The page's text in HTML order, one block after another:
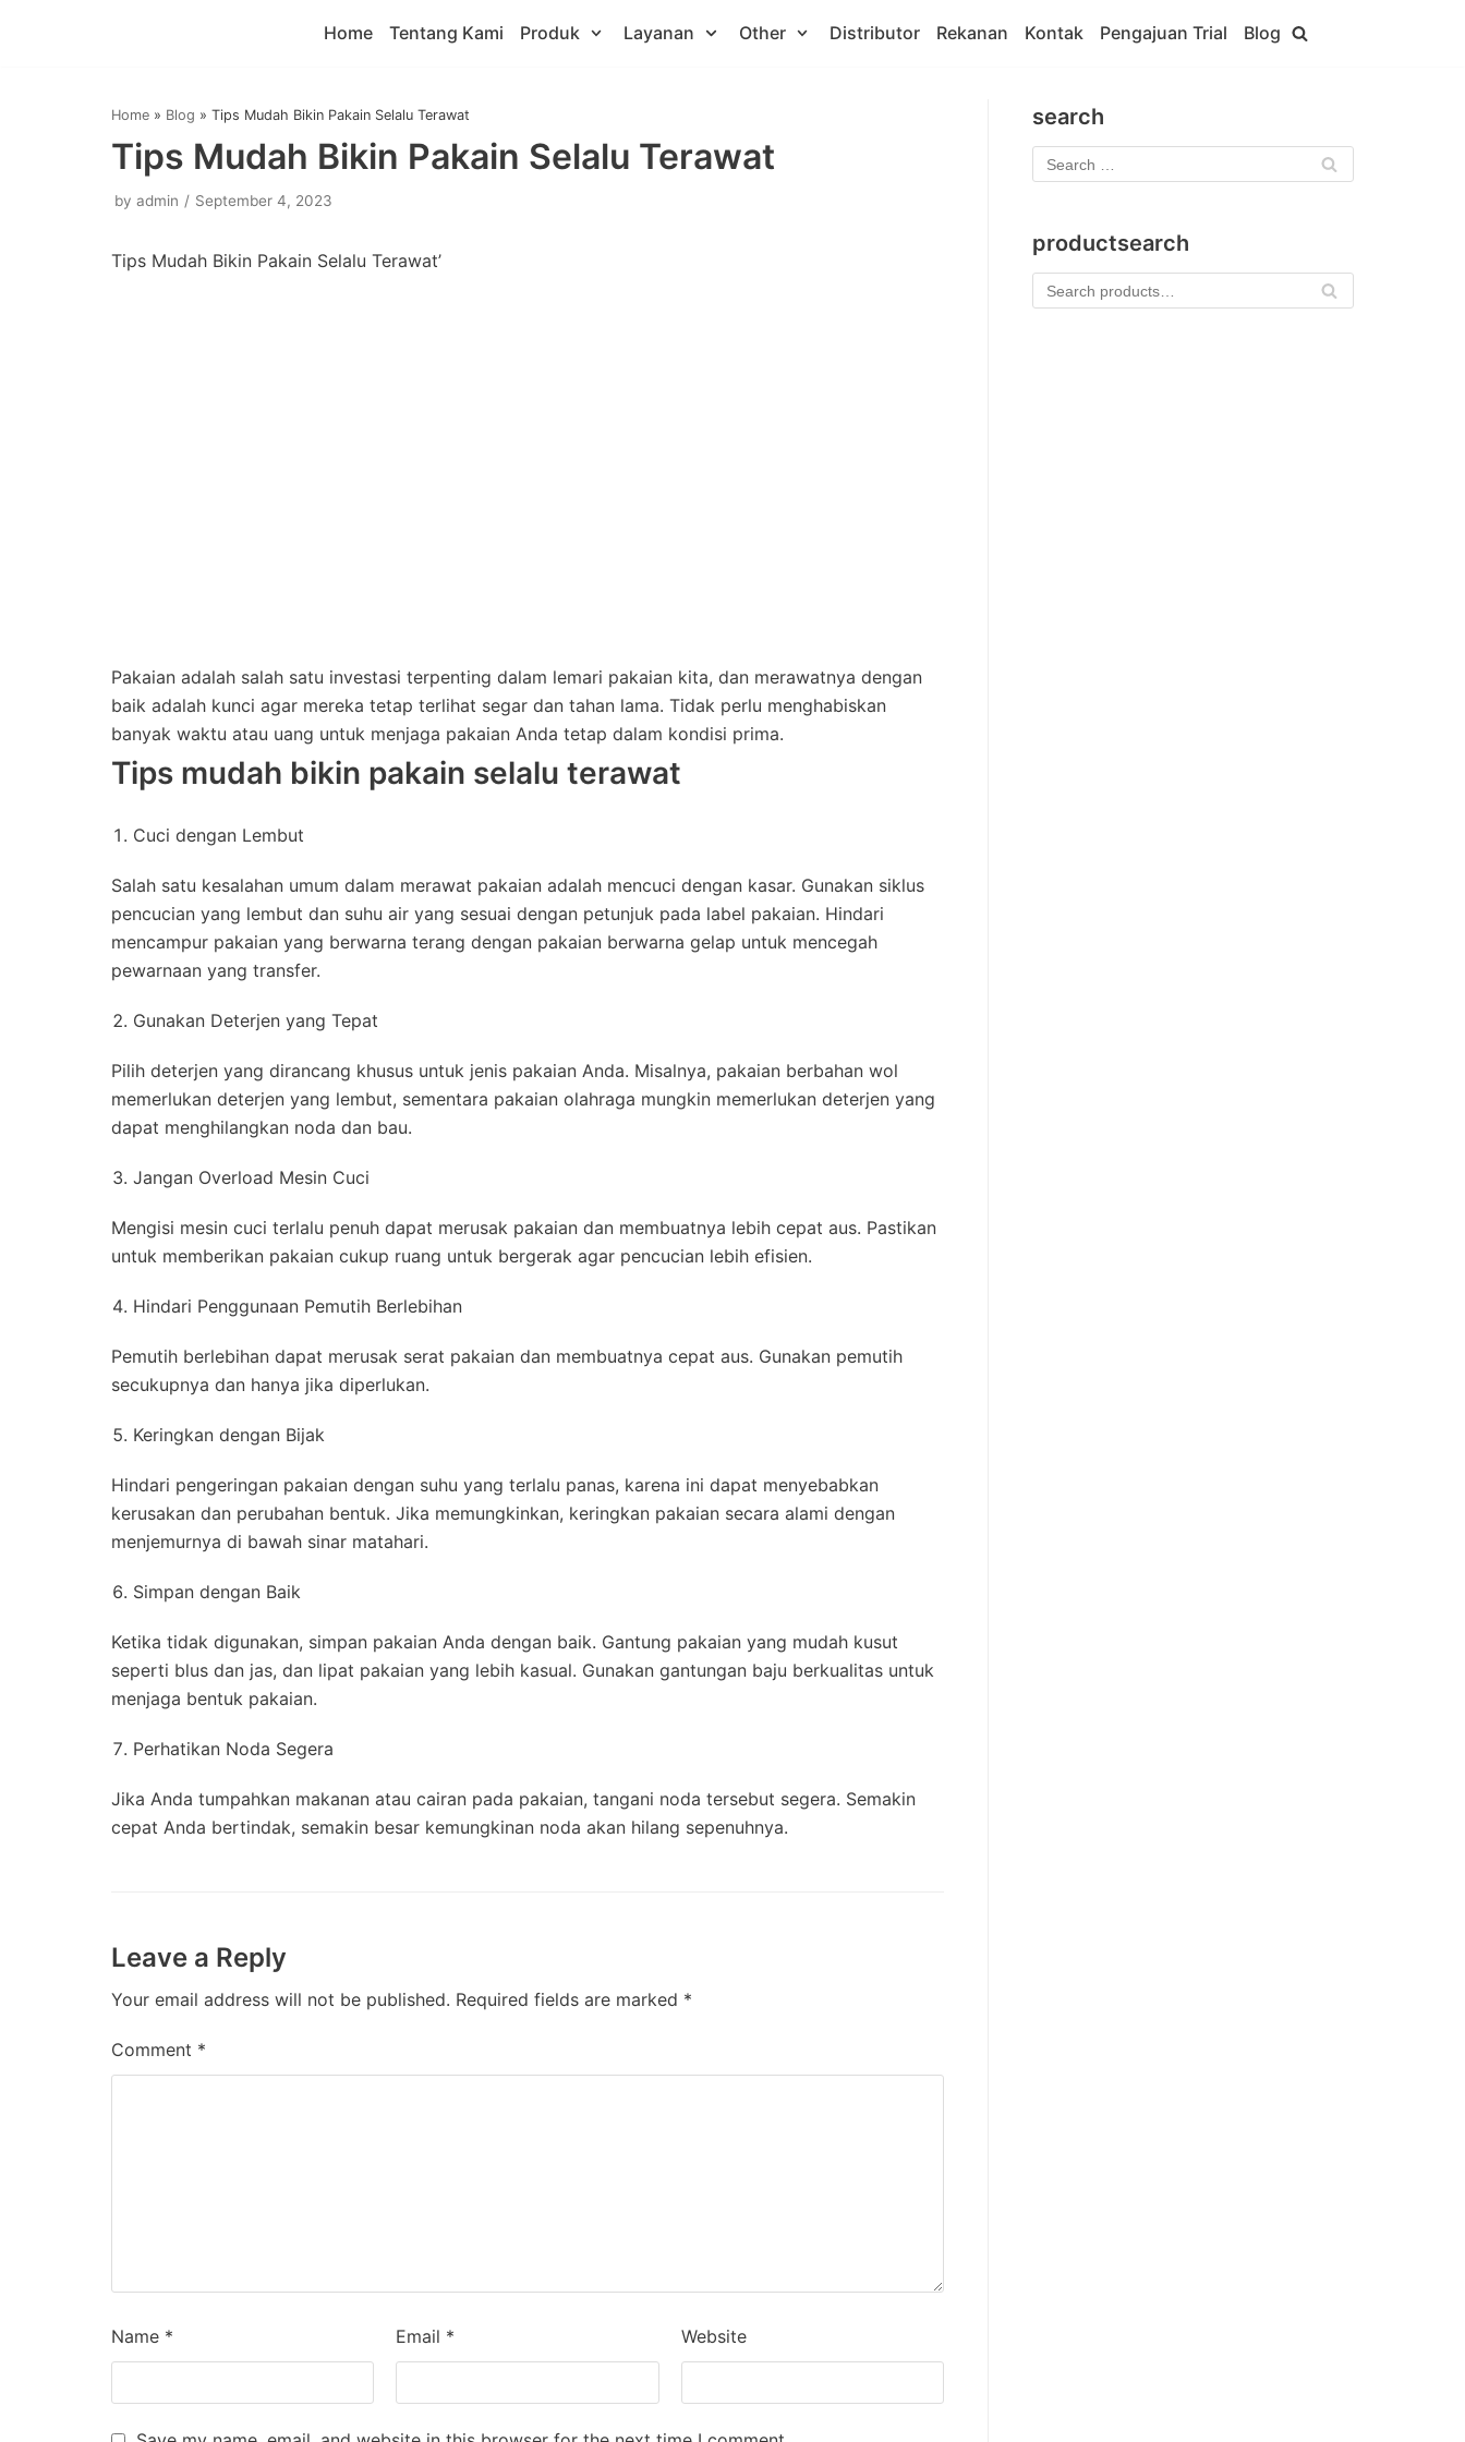
Home Tentang Kami Produk Layanan Other Distributor Rekanan Kontak Pengajuan Trial Blog
Home » Blog » Tips Mudah Bikin Pakain Selalu Terawat
Tips Mudah Bikin Pakain Selalu Terawat
by admin September 4, 2023
Tips Mudah Bikin Pakain Selalu Terawat’
Pakaian adalah salah satu investasi terpenting dalam lemari pakaian kita, dan merawatnya dengan
baik adalah kunci agar mereka tetap terlihat segar dan tahan lama. Tidak perlu menghabiskan
banyak waktu atau uang untuk menjaga pakaian Anda tetap dalam kondisi prima.
Tips mudah bikin pakain selalu terawat
Cuci dengan Lembut
Salah satu kesalahan umum dalam merawat pakaian adalah mencuci dengan kasar. Gunakan siklus
pencucian yang lembut dan suhu air yang sesuai dengan petunjuk pada label pakaian. Hindari
mencampur pakaian yang berwarna terang dengan pakaian berwarna gelap untuk mencegah
pewarnaan yang transfer.
Gunakan Deterjen yang Tepat
Pilih deterjen yang dirancang khusus untuk jenis pakaian Anda. Misalnya, pakaian berbahan wol
memerlukan deterjen yang lembut, sementara pakaian olahraga mungkin memerlukan deterjen yang
dapat menghilangkan noda dan bau.
Jangan Overload Mesin Cuci
Mengisi mesin cuci terlalu penuh dapat merusak pakaian dan membuatnya lebih cepat aus. Pastikan
untuk memberikan pakaian cukup ruang untuk bergerak agar pencucian lebih efisien.
Hindari Penggunaan Pemutih Berlebihan
Pemutih berlebihan dapat merusak serat pakaian dan membuatnya cepat aus. Gunakan pemutih
secukupnya dan hanya jika diperlukan.
Keringkan dengan Bijak
Hindari pengeringan pakaian dengan suhu yang terlalu panas, karena ini dapat menyebabkan
kerusakan dan perubahan bentuk. Jika memungkinkan, keringkan pakaian secara alami dengan
menjemurnya di bawah sinar matahari.
Simpan dengan Baik
Ketika tidak digunakan, simpan pakaian Anda dengan baik. Gantung pakaian yang mudah kusut
seperti blus dan jas, dan lipat pakaian yang lebih kasual. Gunakan gantungan baju berkualitas untuk
menjaga bentuk pakaian.
Perhatikan Noda Segera
Jika Anda tumpahkan makanan atau cairan pada pakaian, tangani noda tersebut segera. Semakin
cepat Anda bertindak, semakin besar kemungkinan noda akan hilang sepenuhnya.
Leave a Reply
Your email address will not be published. Required fields are marked *
Comment *
Name * Email * Website
search
productsearch
Se